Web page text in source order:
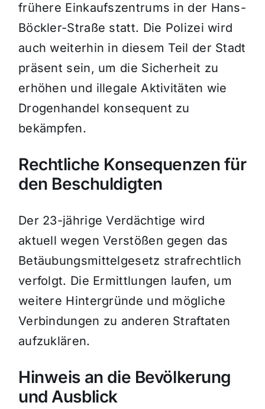
frühere Einkaufszentrums in der Hans-
Böckler-Straße statt. Die Polizei wird
auch weiterhin in diesem Teil der Stadt
präsent sein, um die Sicherheit zu
erhöhen und illegale Aktivitäten wie
Drogenhandel konsequent zu
bekämpfen.
Rechtliche Konsequenzen für
den Beschuldigten
Der 23-jährige Verdächtige wird
aktuell wegen Verstößen gegen das
Betäubungsmittelgesetz strafrechtlich
verfolgt. Die Ermittlungen laufen, um
weitere Hintergründe und mögliche
Verbindungen zu anderen Straftaten
aufzuklären.
Hinweis an die Bevölkerung
und Ausblick